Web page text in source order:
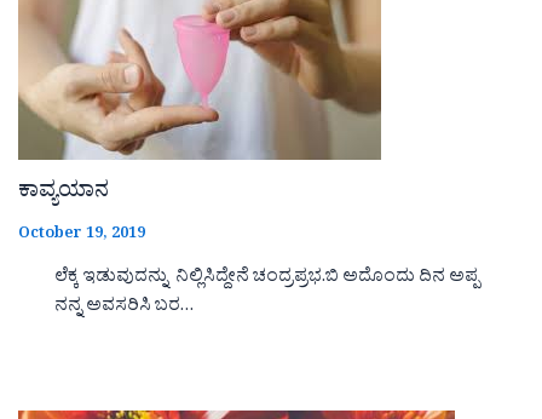
ಕಾವ್ಯಯಾನ
October 19, 2019
ಲೆಕ್ಕ ಇಡುವುದನ್ನು ನಿಲ್ಲಿಸಿದ್ದೇನೆ ಚಂದ್ರಪ್ರಭ.ಬಿ ಅದೊಂದು ದಿನ ಅಪ್ಪ
ನನ್ನ ಅವಸರಿಸಿ ಬರ…